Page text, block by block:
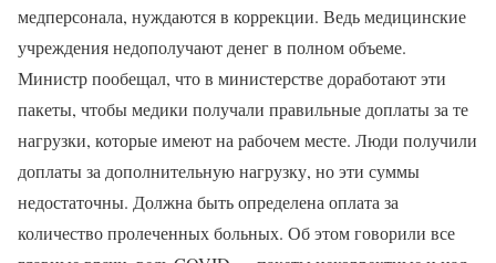
медперсонала, нуждаются в коррекции. Ведь медицинские
учреждения недополучают денег в полном объеме.
Министр пообещал, что в министерстве доработают эти
пакеты, чтобы медики получали правильные доплаты за те
нагрузки, которые имеют на рабочем месте. Люди получили
доплаты за дополнительную нагрузку, но эти суммы
недостаточны. Должна быть определена оплата за
количество пролеченных больных. Об этом говорили все